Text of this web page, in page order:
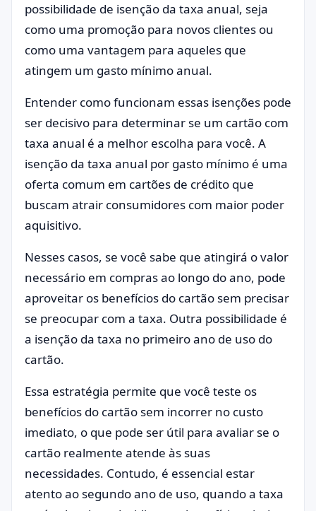
possibilidade de isenção da taxa anual, seja
como uma promoção para novos clientes ou
como uma vantagem para aqueles que
atingem um gasto mínimo anual.
Entender como funcionam essas isenções pode
ser decisivo para determinar se um cartão com
taxa anual é a melhor escolha para você. A
isenção da taxa anual por gasto mínimo é uma
oferta comum em cartões de crédito que
buscam atrair consumidores com maior poder
aquisitivo.
Nesses casos, se você sabe que atingirá o valor
necessário em compras ao longo do ano, pode
aproveitar os benefícios do cartão sem precisar
se preocupar com a taxa. Outra possibilidade é
a isenção da taxa no primeiro ano de uso do
cartão.
Essa estratégia permite que você teste os
benefícios do cartão sem incorrer no custo
imediato, o que pode ser útil para avaliar se o
cartão realmente atende às suas
necessidades. Contudo, é essencial estar
atento ao segundo ano de uso, quando a taxa